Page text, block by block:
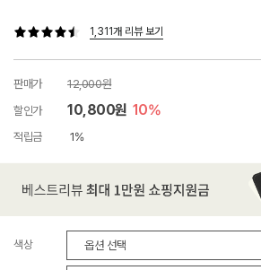
1,311개 리뷰 보기
판매가
12,000원
할인가
10,800원 10%
적립금 1%
색상